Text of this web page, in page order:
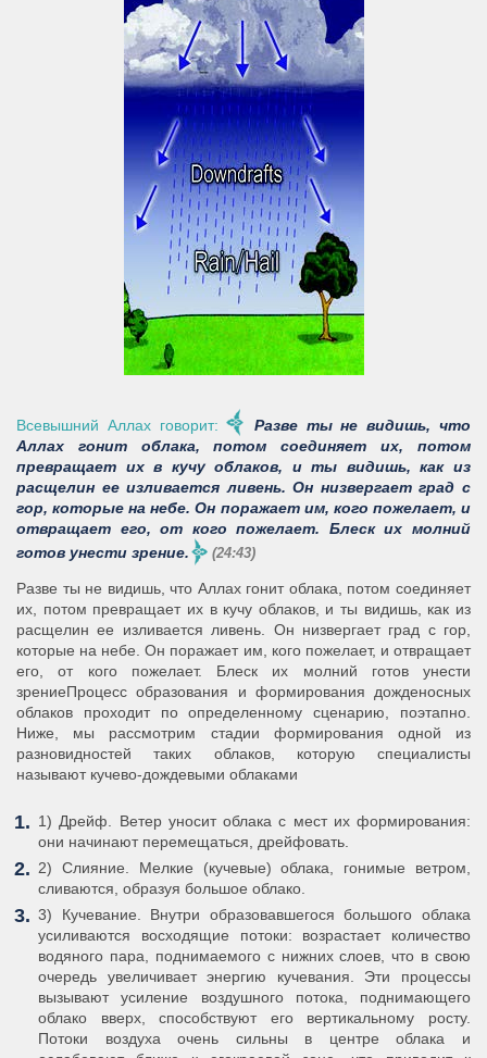
Всевышний Аллах говорит:
Разве ты не видишь, что
Аллах гонит облака, потом соединяет их, потом
превращает их в кучу облаков, и ты видишь, как из
расщелин ее изливается ливень. Он низвергает град с
гор, которые на небе. Он поражает им, кого пожелает, и
отвращает его, от кого пожелает. Блеск их молний
готов унести зрение.
(24:43)
Разве ты не видишь, что Аллах гонит облака, потом соединяет
их, потом превращает их в кучу облаков, и ты видишь, как из
расщелин ее изливается ливень. Он низвергает град с гор,
которые на небе. Он поражает им, кого пожелает, и отвращает
его, от кого пожелает. Блеск их молний готов унести
зрениеПроцесс образования и формирования дожденосных
облаков проходит по определенному сценарию, поэтапно.
Ниже, мы рассмотрим стадии формирования одной из
разновидностей таких облаков, которую специалисты
называют кучево-дождевыми облаками
1) Дрейф. Ветер уносит облака с мест их формирования:
они начинают перемещаться, дрейфовать.
2) Слияние. Мелкие (кучевые) облака, гонимые ветром,
сливаются, образуя большое облако.
3) Кучевание. Внутри образовавшегося большого облака
усиливаются восходящие потоки: возрастает количество
водяного пара, поднимаемого с нижних слоев, что в свою
очередь увеличивает энергию кучевания. Эти процессы
вызывают усиление воздушного потока, поднимающего
облако вверх, способствуют его вертикальному росту.
Потоки воздуха очень сильны в центре облака и